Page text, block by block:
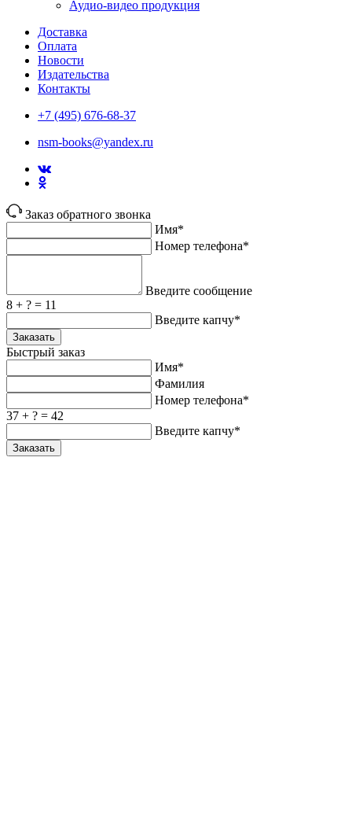
Аудио-видео продукция
Доставка
Оплата
Новости
Издательства
Контакты
+7 (495) 676-68-37
nsm-books@yandex.ru
Заказ обратного звонка
Имя*
Номер телефона*
Введите сообщение
8 + ? = 11
Введите капчу*
Заказать
Быстрый заказ
Имя*
Фамилия
Номер телефона*
37 + ? = 42
Введите капчу*